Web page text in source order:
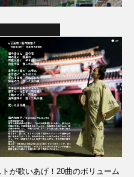
が歌いあげ！20曲のボリューム